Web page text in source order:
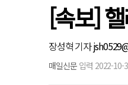
[속보]
장성혁 기자
매일신문 입력 2022-10-